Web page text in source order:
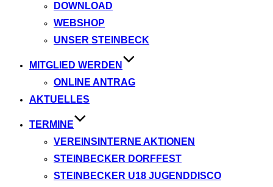
DOWNLOAD
WEBSHOP
UNSER STEINBECK
MITGLIED WERDEN
ONLINE ANTRAG
AKTUELLES
TERMINE
VEREINSINTERNE AKTIONEN
STEINBECKER DORFFEST
STEINBECKER U18 JUGENDDISCO